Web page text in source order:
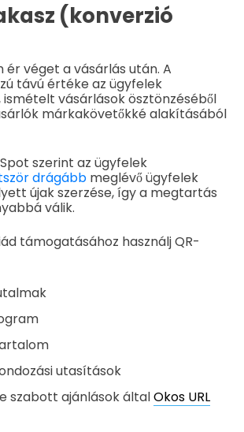
(konverzió
ér véget a vásárlás után. A
távú értéke az ügyfelek
vásárlások ösztönzéséből
márkakövetőkké alakításából
szerint az ügyfelek
drágább meglévő ügyfelek
újak szerzése, így a megtartás
válik.
támogatásához használj QR-
utasítások
szabott ajánlások általOkos URL